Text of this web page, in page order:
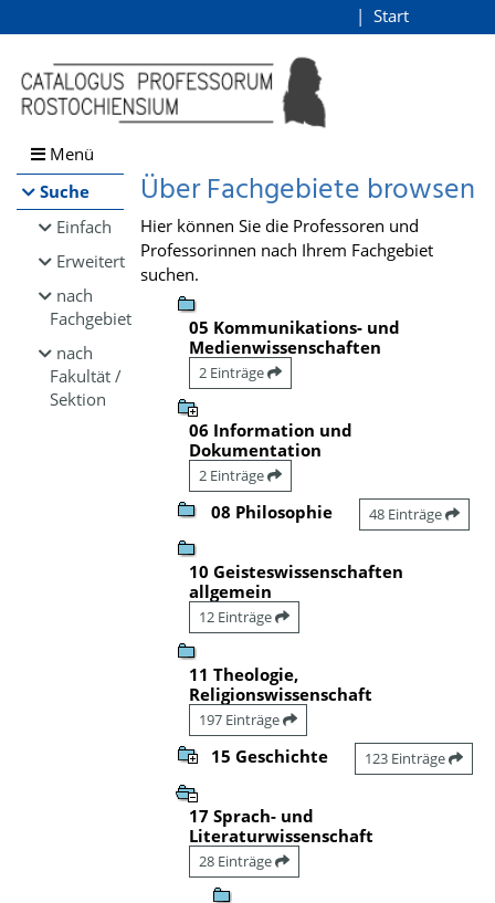
Browsen
direkt zum Inhalt
Start
Menü
Suche
Einfach
Erweitert
nach
Fachgebiet
nach
Fakultät /
Sektion
Über Fachgebiete browsen
Hier können Sie die Professoren und
Professorinnen nach Ihrem Fachgebiet
suchen.
05 Kommunikations- und
Medienwissenschaften
2 Einträge
06 Information und
Dokumentation
2 Einträge
08 Philosophie 48 Einträge
10 Geisteswissenschaften
allgemein
12 Einträge
11 Theologie,
Religionswissenschaft
197 Einträge
15 Geschichte 123 Einträge
17 Sprach- und
Literaturwissenschaft
28 Einträge